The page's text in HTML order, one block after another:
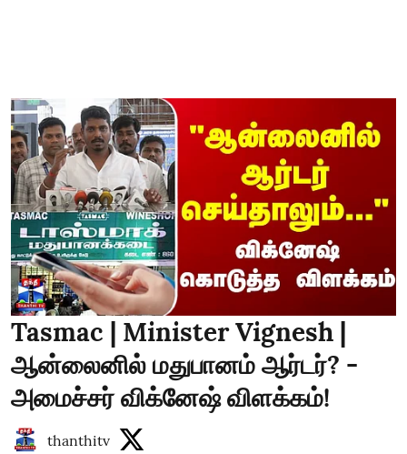
Tasmac | Minister Vignesh |
ஆன்லைனில் மதுபானம் ஆர்டர்? -
அமைச்சர் விக்னேஷ் விளக்கம்!
thanthitv